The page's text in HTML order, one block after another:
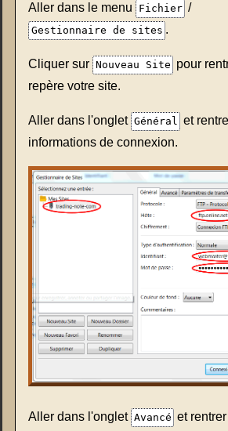
Aller dans le menu Fichier /
Gestionnaire de sites .
Cliquer sur Nouveau Site pour
repère votre site.
Aller dans l'onglet Général et
informations de connexion.
Aller dans l'onglet Avancé et